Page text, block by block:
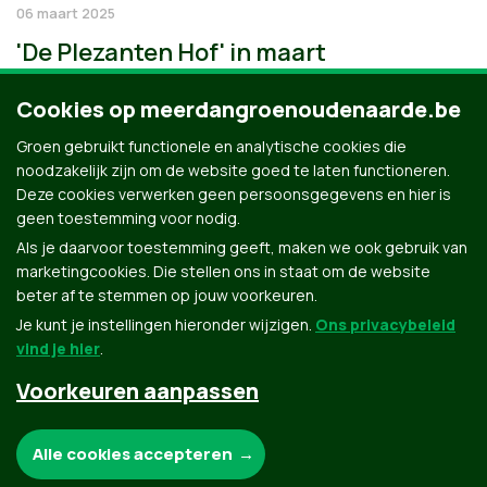
06 maart 2025
'De Plezanten Hof' in maart
Groen.be
Cookies op meerdangroenoudenaarde.be
Groen gebruikt functionele en analytische cookies die
noodzakelijk zijn om de website goed te laten functioneren.
Deze cookies verwerken geen persoonsgegevens en hier is
geen toestemming voor nodig.
Als je daarvoor toestemming geeft, maken we ook gebruik van
marketingcookies. Die stellen ons in staat om de website
beter af te stemmen op jouw voorkeuren.
Je kunt je instellingen hieronder wijzigen. Ons privacybeleid
vind je hier.
Voorkeuren aanpassen
Alle cookies accepteren